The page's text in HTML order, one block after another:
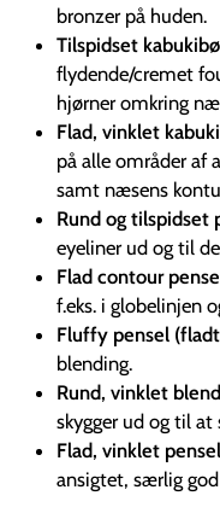
bronzer på huden.
Tilspidset
flydende/cremet
hjørner omkring
Flad, vinklet
på alle områder af
samt næsens
Rund og tilspidset
eyeliner ud og til
Flad contour
f.eks. i globelinjen
Fluffy pensel
blending.
Rund, vinklet
skygger ud og til at
Flad, vinklet pensel
ansigtet, særlig